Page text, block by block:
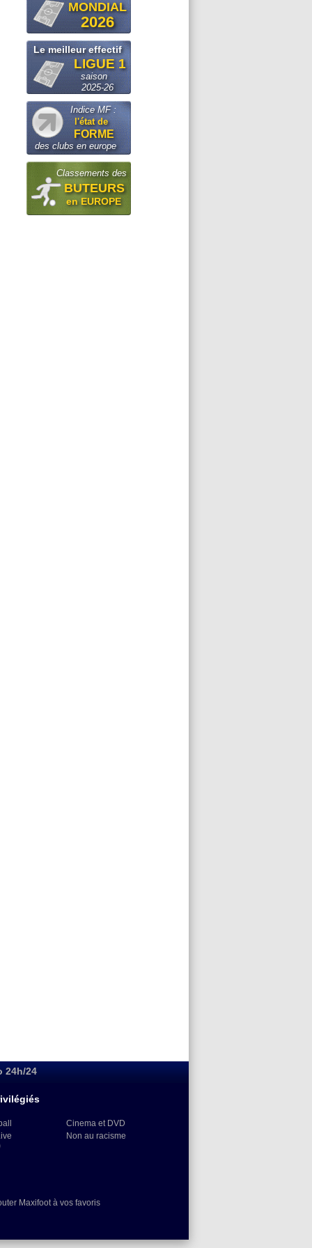
MONDIAL
2026
Le meilleur effectif
LIGUE 1
saison
2025-26
Indice MF :
l'état de
FORME
des clubs en europe
Classements des
BUTEURS
en EUROPE
24h/24
Cinema et DVD
Non au racisme
Maxifoot à vos favoris